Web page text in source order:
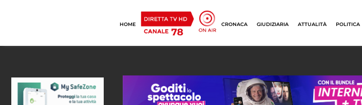
HOME CRONACA GIUDIZIARIA ATTUALITÀ POLITICA